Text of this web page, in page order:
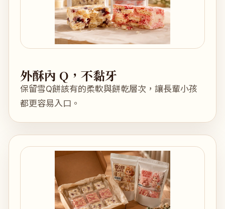
外酥內 Q，不黏牙
保留雪Q餅該有的柔軟與餅乾層次，讓長輩小孩
都更容易入口。